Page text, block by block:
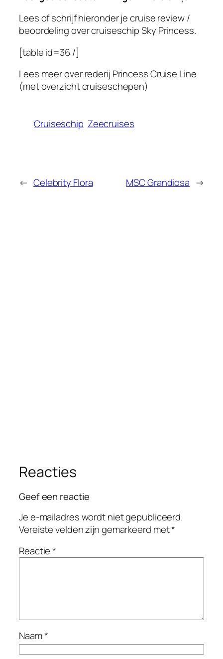
Lees of schrijf hieronder je cruise review /
beoordeling over cruiseschip Sky Princess.
[table id=36 /]
Lees meer over rederij Princess Cruise Line
(met overzicht cruiseschepen)
Cruiseschip Zeecruises
← Celebrity Flora MSC Grandiosa →
Reacties
Geef een reactie
Je e-mailadres wordt niet gepubliceerd.
Vereiste velden zijn gemarkeerd met*
Reactie*
Naam*